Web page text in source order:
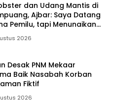
dan Udang Mantis di
Ajbar: Saya Datang
Pemilu, tapi Menunaikan
Moral
2026
Desak PNM Mekaar
Baik Nasabah Korban
Fiktif
2026